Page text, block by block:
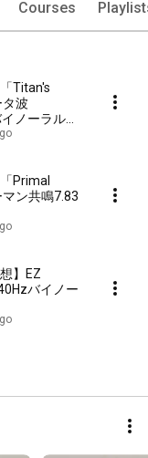
Courses
Titan's
波
ノーラルビ
Primal
ン共鳴7.83
】EZ
バイノー